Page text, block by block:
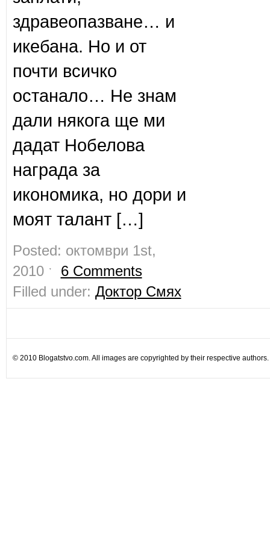
здравеопазване… и
икебана. Но и от
почти всичко
останало… Не знам
дали някога ще ми
дадат Нобелова
награда за
икономика, но дори и
моят талант […]
Posted: октомври 1st,
2010 ˑ 6 Comments
Filled under: Доктор Смях
© 2010 Blogatstvo.com. All images are copyrighted by their respective authors.